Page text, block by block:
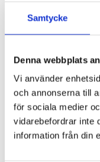
Samtycke
Denna webbplats
Vi använder
och annonserna till
för sociala medier
vidarebefordrar inte
information från din
Tillgänglighet
Vad vi gör
Slam
Biogas